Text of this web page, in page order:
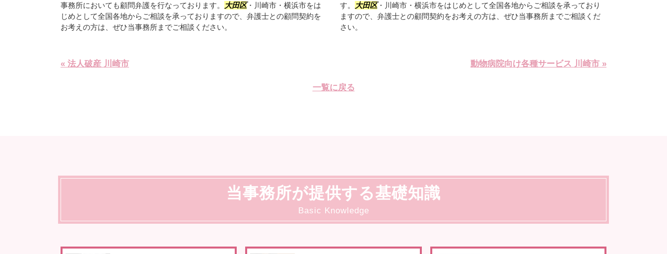
事務所においても顧問弁護を行なっております。
大田区・川崎市・横浜市をは
じめとして全国各地からご相談を承っておりますので、弁護士との顧問契約を
お考えの方は、ぜひ当事務所までご相談ください。
す。
大田区・川崎市・横浜市をはじめとして全国各地からご相談を承っており
ますので、弁護士との顧問契約をお考えの方は、ぜひ当事務所までご相談くだ
さい。
« 法人破産 川崎市 動物病院向け各種サービス 川崎市 »
一覧に戻る
当事務所が提供する基礎知識
Basic Knowledge